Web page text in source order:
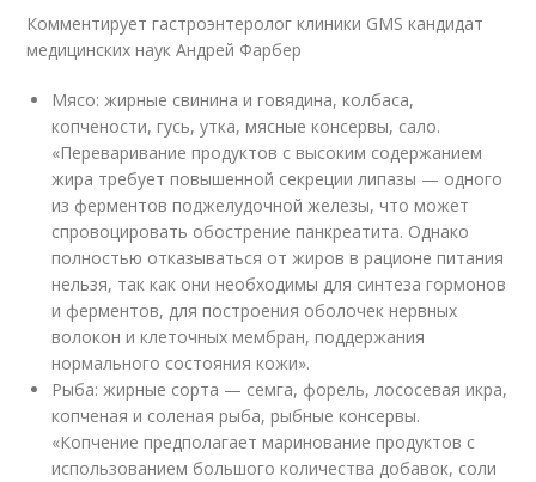
Комментирует гастроэнтеролог клиники GMS кандидат
медицинских наук Андрей Фарбер
Мясо: жирные свинина и говядина, колбаса,
копчености, гусь, утка, мясные консервы, сало.
«Переваривание продуктов с высоким содержанием
жира требует повышенной секреции липазы — одного
из ферментов поджелудочной железы, что может
спровоцировать обострение панкреатита. Однако
полностью отказываться от жиров в рационе питания
нельзя, так как они необходимы для синтеза гормонов
и ферментов, для построения оболочек нервных
волокон и клеточных мембран, поддержания
нормального состояния кожи».
Рыба: жирные сорта — семга, форель, лососевая икра,
копченая и соленая рыба, рыбные консервы.
«Копчение предполагает маринование продуктов с
использованием большого количества добавок, соли